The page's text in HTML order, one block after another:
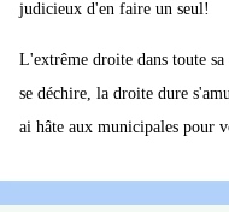
judicieux d'en faire un seul!
L'extrême droite dans toute
se déchire, la droite dure
ai hâte aux municipales pour